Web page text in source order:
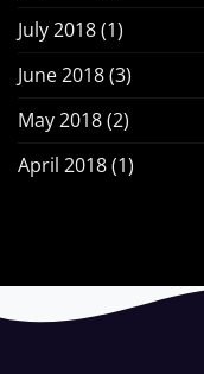
July 2018(1)
June 2018(3)
May 2018(2)
April 2018(1)